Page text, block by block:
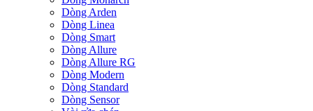
Dòng Arden
Dòng Linea
Dòng Smart
Dòng Allure
Dòng Allure RG
Dòng Modern
Dòng Standard
Dòng Sensor